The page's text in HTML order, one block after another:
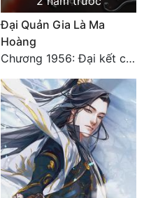
Đại Quản Gia Là Ma
Hoàng
Chương 1956: Đại kết cục